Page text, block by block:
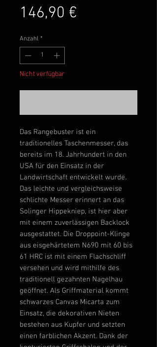
146,90 €
Anzahl *
Nicht verfügbar
Das Rangebuster ist ein
traditionelles Taschenmesser, das
bereits im 18. Jahrhundert in den
USA für den Einsatz in der
Landwirtschaft entwickelt wurde.
Das leichte und vergleichsweise
schlichte Messer erinnert an das
Solinger Hippekniep, ist hier aber
mit einem zuverlässigen Backlock
ausgestattet. Die Droppoint-Klinge
aus eisgehärtetem N690 mit 60 bis
61 HRC ist mit einem Flachschliff
versehen und wird mithilfe des
traditionell gezahnten Nagelhau
geöffnet. Als Griffmaterial kommt
schwarzes Canvas Micarta zum
Einsatz, die dekorativen Nieten
bestehen aus Kupfer und setzten
einen farblichen Akzent. Dank der